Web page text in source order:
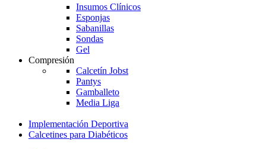
Insumos Clínicos
Esponjas
Sabanillas
Sondas
Gel
Compresión
Calcetín Jobst
Pantys
Gamballeto
Media Liga
Implementación Deportiva
Calcetines para Diabéticos